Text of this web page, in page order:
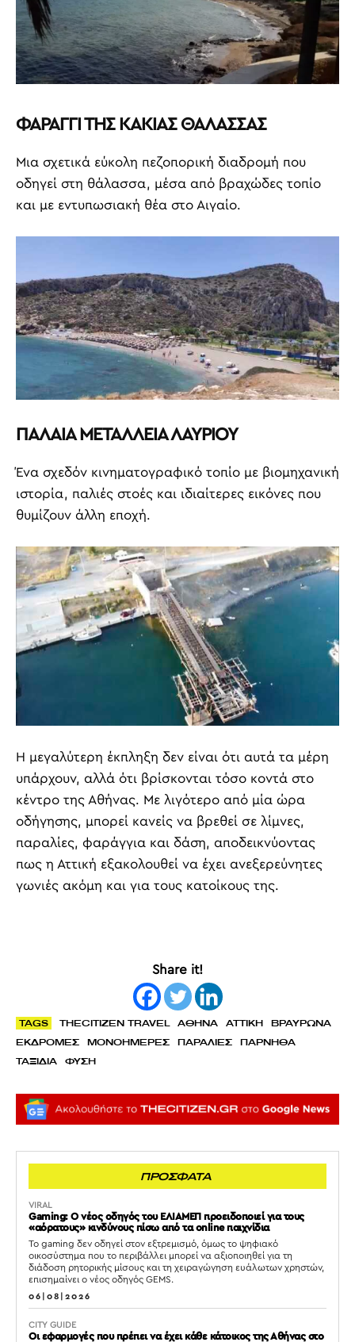
ΦΑΡΑΓΓΙ ΤΗΣ ΚΑΚΙΑΣ ΘΑΛΑΣΣΑΣ
Μια σχετικά εύκολη πεζοπορική διαδρομή που
οδηγεί στη θάλασσα, μέσα από βραχώδες τοπίο
και με εντυπωσιακή θέα στο Αιγαίο.
ΠΑΛΑΙΑ ΜΕΤΑΛΛΕΙΑ ΛΑΥΡΙΟΥ
Ένα σχεδόν κινηματογραφικό τοπίο με βιομηχανική
ιστορία, παλιές στοές και ιδιαίτερες εικόνες που
θυμίζουν άλλη εποχή.
Η μεγαλύτερη έκπληξη δεν είναι ότι αυτά τα μέρη
υπάρχουν, αλλά ότι βρίσκονται τόσο κοντά στο
κέντρο της Αθήνας. Με λιγότερο από μία ώρα
οδήγησης, μπορεί κανείς να βρεθεί σε λίμνες,
παραλίες, φαράγγια και δάση, αποδεικνύοντας
πως η Αττική εξακολουθεί να έχει ανεξερεύνητες
γωνιές ακόμη και για τους κατοίκους της.
Share it!
TAGS THECITIZEN TRAVEL ΑΘΗΝΑ ΑΤΤΙΚΗ
ΒΡΑΥΡΩΝΑ
ΕΚΔΡΟΜΕΣ
ΜΟΝΟΗΜΕΡΕΣ ΠΑΡΑΛΙΕΣ
ΠΑΡΝΗΘΑ
ΤΑΞΙΔΙΑ
ΦΥΣΗ
ΠΡΟΣΦΑΤΑ
VIRAL
Gaming: Ο νέος οδηγός του ΕΛΙΑΜΕΠ προειδοποιεί για τους
«αόρατους» κινδύνους πίσω από τα online παιχνίδια
Το gaming δεν οδηγεί στον εξτρεμισμό, όμως το ψηφιακό
οικοσύστημα που το περιβάλλει μπορεί να αξιοποιηθεί για τη
διάδοση ρητορικής μίσους και τη χειραγώγηση ευάλωτων χρηστών,
επισημαίνει ο νέος οδηγός GEMS.
06|08|2026
CITY GUIDE
Οι εφαρμογές που πρέπει να έχει κάθε κάτοικος της Αθήνας στο